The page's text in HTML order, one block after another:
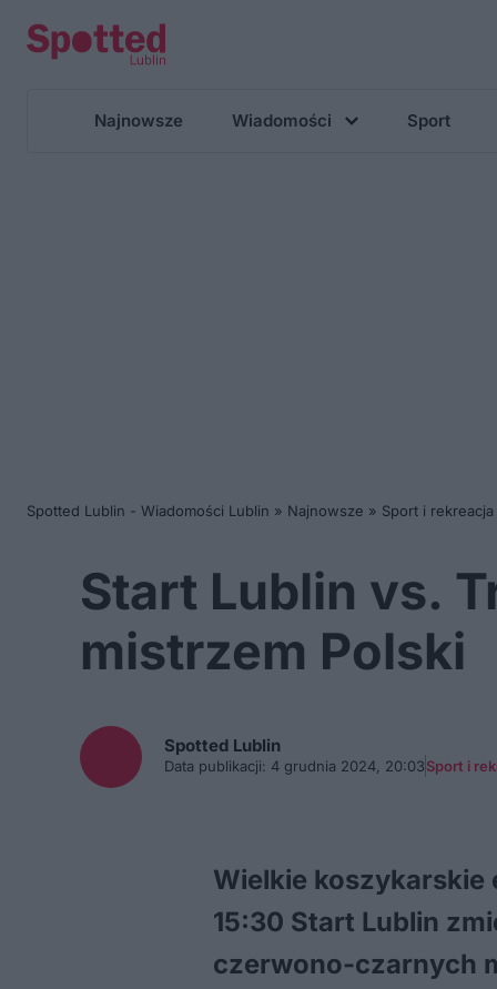
Najnowsze Wiadomości Sport
Spotted Lublin - Wiadomości Lublin » Najnowsze » Sport i rekreacja
Start Lublin vs.
mistrzem Polski
Spotted Lublin
Data publikacji: 4 grudnia 2024, 20:03Sport i
Wielkie koszykarskie
15:30 Start Lublin
czerwono-czarnych